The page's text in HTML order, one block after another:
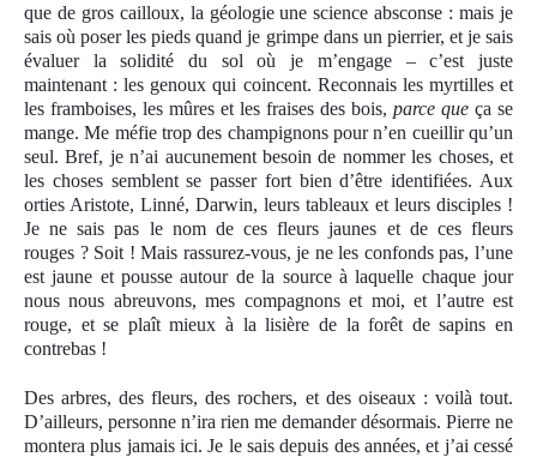
que de gros cailloux, la géologie une science absconse : mais je
sais où poser les pieds quand je grimpe dans un pierrier, et je sais
évaluer la solidité du sol où je m’engage – c’est juste
maintenant : les genoux qui coincent. Reconnais les myrtilles et
les framboises, les mûres et les fraises des bois, parce que ça se
mange. Me méfie trop des champignons pour n’en cueillir qu’un
seul. Bref, je n’ai aucunement besoin de nommer les choses, et
les choses semblent se passer fort bien d’être identifiées. Aux
orties Aristote, Linné, Darwin, leurs tableaux et leurs disciples !
Je ne sais pas le nom de ces fleurs jaunes et de ces fleurs
rouges ? Soit ! Mais rassurez-vous, je ne les confonds pas, l’une
est jaune et pousse autour de la source à laquelle chaque jour
nous nous abreuvons, mes compagnons et moi, et l’autre est
rouge, et se plaît mieux à la lisière de la forêt de sapins en
contrebas !
Des arbres, des fleurs, des rochers, et des oiseaux : voilà tout.
D’ailleurs, personne n’ira rien me demander désormais. Pierre ne
montera plus jamais ici. Je le sais depuis des années, et j’ai cessé